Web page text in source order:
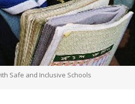
Safe and Inclusive Schools